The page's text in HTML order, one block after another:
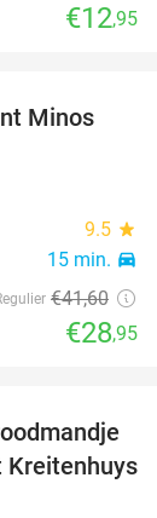
€12,95
30%
Minos
9.5 star
15 min. directions_car
€41,60
€28,95
38%
Kreitenhuys